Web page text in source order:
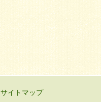
サイトマップ